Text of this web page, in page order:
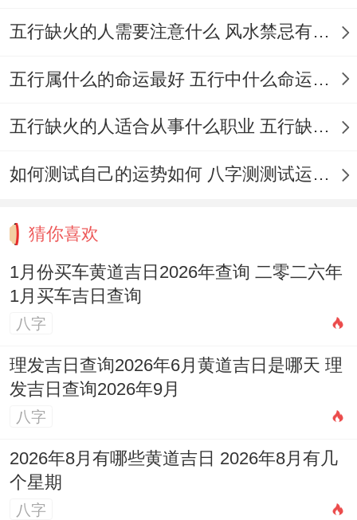
（如1月1日煞西）以及当年的岁破方、三煞
位（北方），选择绕行或朝向吉方行驶，寓
留意，尽量减少将车长期停放在当年的是非
以减少口舌是非或车辆故障的说不定。
具体凶方位需参考当年流年飞星图。
忌新门冲煞
：此原则虽重要针对安门。但其
灯柱、大树、交通牌等变成「穿心煞」的物
体,以减少可能带来的运势不稳或意外风险！
忌不顾个人八字 :通用的黄道吉日并非对所有
人全吉，若条件允许，购车此等举足轻重事
项最佳能结合车主的生辰八字进行综合择
五行缺火的人需要注意什么 风水禁忌有哪些
五行属什么的命运最好 五行中什么命运势旺盛
五行缺火的人适合从事什么职业 五行缺火的人适合从事的职业有哪些
如何测试自己的运势如何 八字测测试运运程
猜你喜欢
1月份买车黄道吉日2026年查询 二零二六年
1月买车吉日查询
八字
理发吉日查询2026年6月黄道吉日是哪天 理
发吉日查询2026年9月
八字
2026年8月有哪些黄道吉日 2026年8月有几
个星期
八字